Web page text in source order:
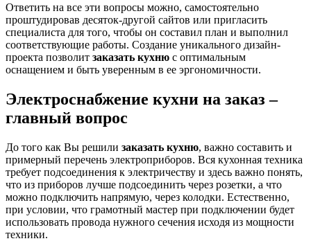
Ответить на все эти вопросы можно, самостоятельно
проштудировав десяток-другой сайтов или пригласить
специалиста для того, чтобы он составил план и выполнил
соответствующие работы. Создание уникального дизайн-
проекта позволит заказать кухню с оптимальным
оснащением и быть уверенным в ее эргономичности.
Электроснабжение кухни на заказ –
главный вопрос
До того как Вы решили заказать кухню, важно составить и
примерный перечень электроприборов. Вся кухонная техника
требует подсоединения к электричеству и здесь важно понять,
что из приборов лучше подсоединить через розетки, а что
можно подключить напрямую, через колодки. Естественно,
при условии, что грамотный мастер при подключении будет
использовать провода нужного сечения исходя из мощности
техники.